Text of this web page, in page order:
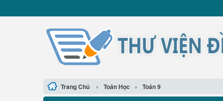
Trang Chủ › Toán Học › Toán 9